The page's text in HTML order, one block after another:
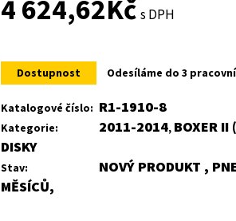
4 624,62Kč s DPH
Dostupnost Odesíláme do 3
Katalogové číslo: R1-1910-8
Kategorie: 2011-2014, BOXER II
DISKY
Stav:
NOVÝ PRODUKT ,
MĚSÍCŮ,